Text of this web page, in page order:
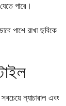
পারে।
পাশে রাখা ছবিকে
ন্যাচারাল এবং